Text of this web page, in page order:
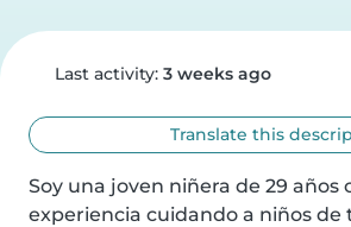
Last activity: 3 weeks ago
Translate this
Soy una joven niñera de 29 años
experiencia cuidando a niños de